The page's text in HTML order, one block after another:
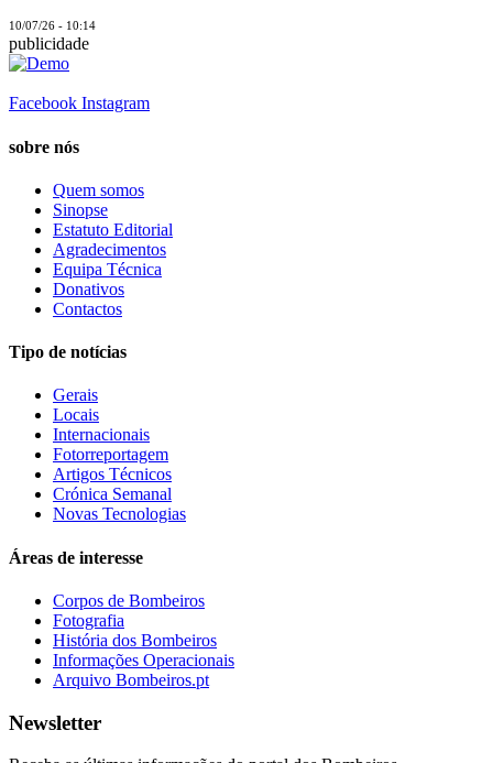
10/07/26 - 10:14
publicidade
Facebook Instagram
sobre nós
Quem somos
Sinopse
Estatuto Editorial
Agradecimentos
Equipa Técnica
Donativos
Contactos
Tipo de notícias
Gerais
Locais
Internacionais
Fotorreportagem
Artigos Técnicos
Crónica Semanal
Novas Tecnologias
Áreas de interesse
Corpos de Bombeiros
Fotografia
História dos Bombeiros
Informações Operacionais
Arquivo Bombeiros.pt
Newsletter